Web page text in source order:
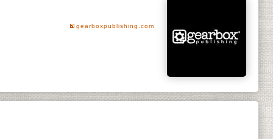
gearboxpublishing.com